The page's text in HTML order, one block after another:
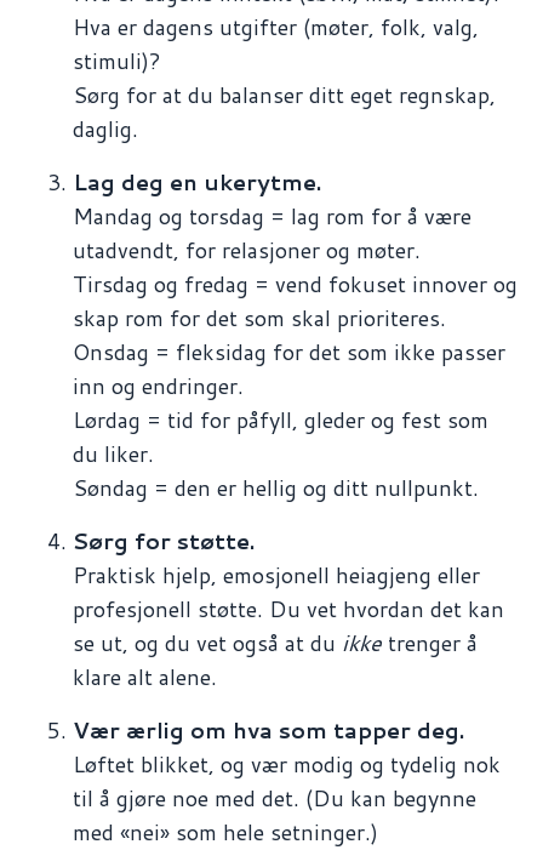
Hva er dagens utgifter (møter, folk, valg,
stimuli)?
Sørg for at du balanser ditt eget regnskap,
daglig.
Lag deg en ukerytme.
Mandag og torsdag = lag rom for å være
utadvendt, for relasjoner og møter.
Tirsdag og fredag = vend fokuset innover og
skap rom for det som skal prioriteres.
Onsdag = fleksidag for det som ikke passer
inn og endringer.
Lørdag = tid for påfyll, gleder og fest som
du liker.
Søndag = den er hellig og ditt nullpunkt.
Sørg for støtte.
Praktisk hjelp, emosjonell heiagjeng eller
profesjonell støtte. Du vet hvordan det kan
se ut, og du vet også at du ikke trenger å
klare alt alene.
Vær ærlig om hva som tapper deg.
Løftet blikket, og vær modig og tydelig nok
til å gjøre noe med det. (Du kan begynne
med «nei» som hele setninger.)